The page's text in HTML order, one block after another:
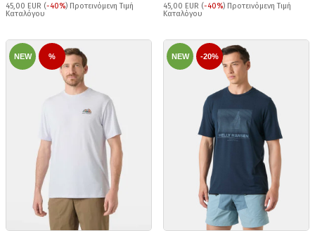
45,00 EUR (-40%) Προτεινόμενη Τιμή
Καταλόγου
45,00 EUR (-40%) Προτεινόμενη Τιμή
Καταλόγου
NEW % NEW -20%